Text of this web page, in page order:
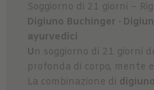
Soggiorno di 21 giorni –
Digiuno Buchinger ·
ayurvedici
Un soggiorno di 21 giorni
profonda di corpo, mente
La combinazione di